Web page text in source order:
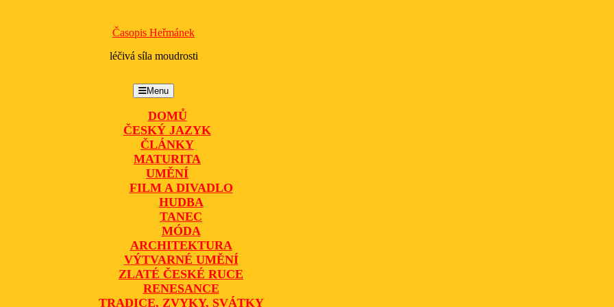
Časopis Heřmánek
léčivá síla moudrosti
MenuMenu
DOMŮ
ČESKÝ JAZYK
ČLÁNKY
MATURITA
UMĚNÍ
FILM A DIVADLO
HUDBA
TANEC
MÓDA
ARCHITEKTURA
VÝTVARNÉ UMĚNÍ
ZLATÉ ČESKÉ RUCE
RENESANCE
TRADICE, ZVYKY, SVÁTKY